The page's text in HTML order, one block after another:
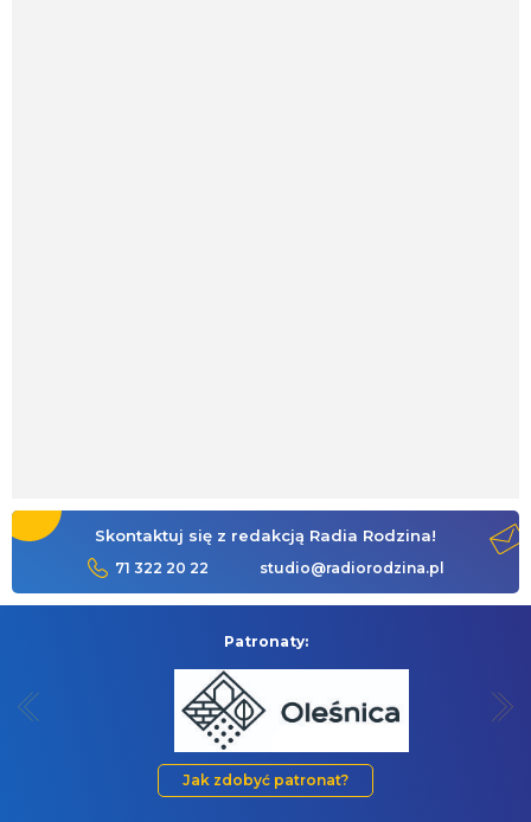
Skontaktuj się z redakcją Radia Rodzina!
71 322 20 22 studio@radiorodzina.pl
Patronaty:
Jak zdobyć patronat?